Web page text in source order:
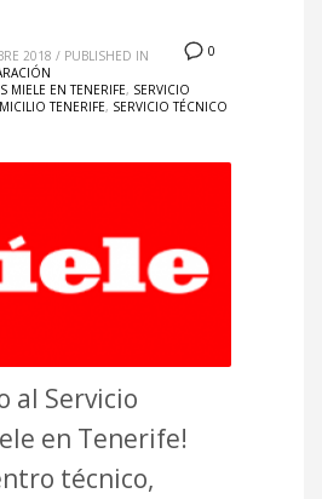
0
2018 / PUBLISHED IN
MIELE EN TENERIFE, SERVICIO
TENERIFE, SERVICIO TÉCNICO
al Servicio
en Tenerife!
técnico,